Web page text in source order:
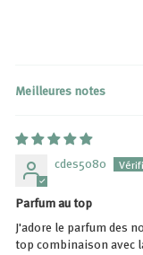
Sort by
cdes5080
Parfum au top
J'adore le parfum des
top combinaison avec